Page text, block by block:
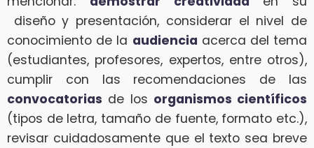
diseño y presentación, considerar el nivel de
conocimiento de la audiencia acerca del tema
(estudiantes, profesores, expertos, entre otros),
cumplir con las recomendaciones de las
convocatorias de los organismos científicos
(tipos de letra, tamaño de fuente, formato etc.),
revisar cuidadosamente que el texto sea breve